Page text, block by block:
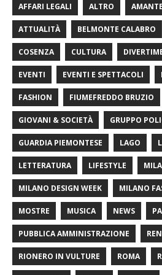
AFFARI LEGALI ALTRO
ATTUALITÀ BELMONTE CALABRO
COSENZA CULTURA
EVENTI EVENTI E SPETTACOLI
FASHION FIUMEFREDDO BRUZIO
GIOVANI & SOCIETÀ GRUPPO
GUARDIA PIEMONTESE LAGO
LETTERATURA LIFESTYLE
MILANO DESIGN WEEK MILANO
MOSTRE MUSICA NEWS
PUBBLICA AMMINISTRAZIONE
RIONERO IN VULTURE ROMA